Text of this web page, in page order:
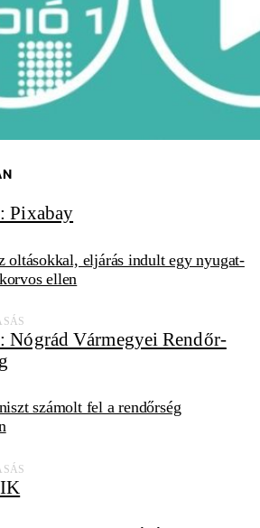
oltásokkal, eljárás indult egy nyugat-
ellen
számolt fel a rendőrség